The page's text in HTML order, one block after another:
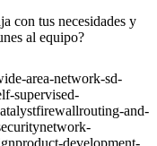
con tus necesidades y
al equipo?
area-network-sd-
supervised-
firewallrouting-and-
network-